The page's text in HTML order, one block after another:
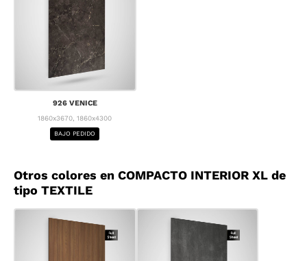
926 VENICE
1860x3670, 1860x4300
BAJO PEDIDO
Otros colores en COMPACTO INTERIOR XL de
tipo TEXTILE